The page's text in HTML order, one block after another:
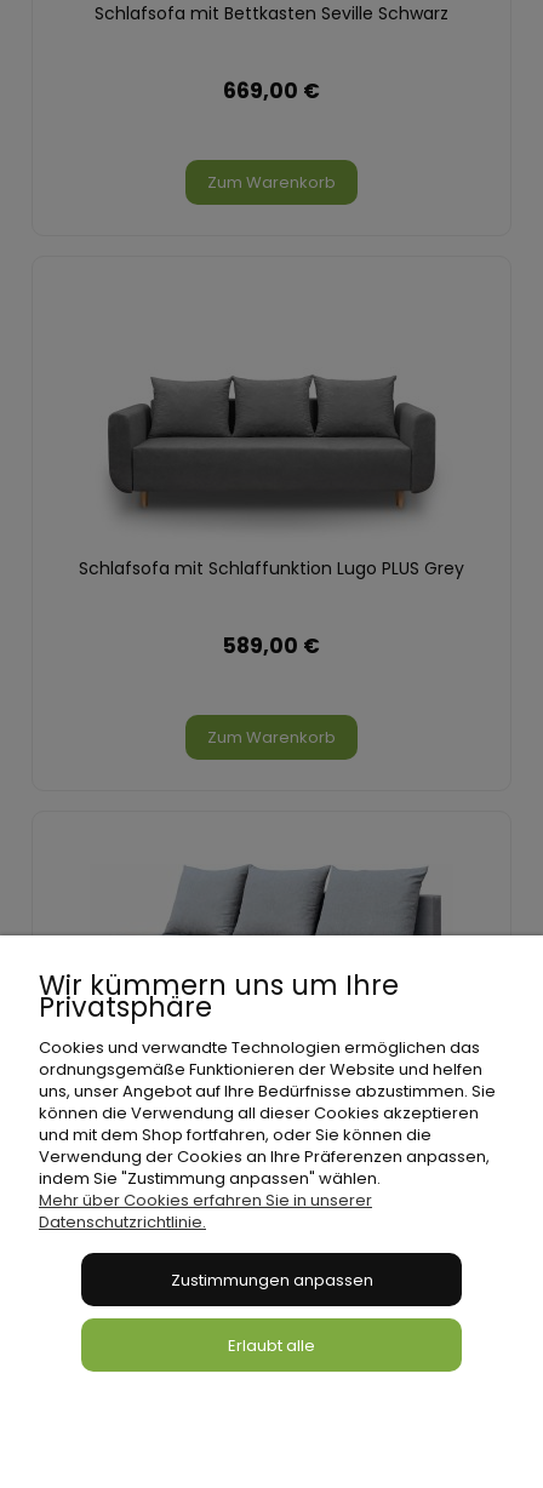
Schlafsofa mit Bettkasten Seville Schwarz
669,00 €
Zum Warenkorb
Schlafsofa mit Schlaffunktion Lugo PLUS Grey
589,00 €
Zum Warenkorb
Schlafsofa mit Staukasten Trio Grey
389,00 €
Wir kümmern uns um Ihre
Privatsphäre
Cookies und verwandte Technologien ermöglichen das
ordnungsgemäße Funktionieren der Website und helfen
uns, unser Angebot auf Ihre Bedürfnisse abzustimmen. Sie
können die Verwendung all dieser Cookies akzeptieren
und mit dem Shop fortfahren, oder Sie können die
Verwendung der Cookies an Ihre Präferenzen anpassen,
indem Sie "Zustimmung anpassen" wählen.
Mehr über Cookies erfahren Sie in unserer
Datenschutzrichtlinie.
Zustimmungen anpassen
Erlaubt alle